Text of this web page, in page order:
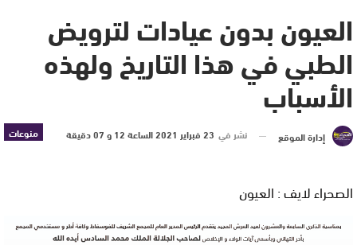
العيون بدون عيادات لترويض
الطبي في هذا التاريخ ولهذه
الأسباب
منوعات إدارة الموقع نشر في 23 فبراير 2021 الساعة 12 و 07 دقيقة
الصحراء لايف : العيون